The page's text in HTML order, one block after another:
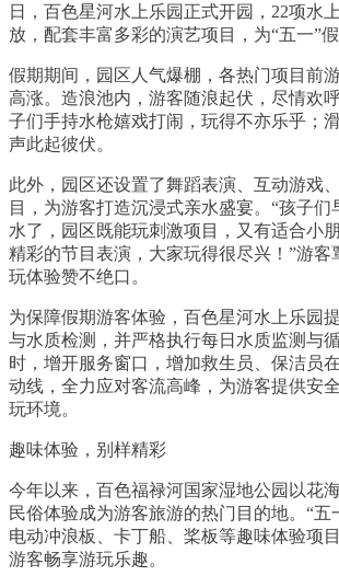
日，百色星河水上乐园正式开园，22项水
放，配套丰富多彩的演艺项目，为“五一”
假期期间，园区人气爆棚，各热门项目前
高涨。造浪池内，游客随浪起伏，尽情欢
子们手持水枪嬉戏打闹，玩得不亦乐乎；
声此起彼伏。
此外，园区还设置了舞蹈表演、互动游戏
目，为游客打造沉浸式亲水盛宴。“孩子
水了，园区既能玩刺激项目，又有适合小
精彩的节目表演，大家玩得很尽兴！”游客
玩体验赞不绝口。
为保障假期游客体验，百色星河水上乐园
与水质检测，并严格执行每日水质监测与
时，增开服务窗口，增加救生员、保洁员
动线，全力应对客流高峰，为游客提供安
玩环境。
趣味体验，别样精彩
今年以来，百色福禄河国家湿地公园以花
民俗体验成为游客旅游的热门目的地。“五
电动冲浪板、卡丁船、桨板等趣味体验项
游客畅享游玩乐趣。